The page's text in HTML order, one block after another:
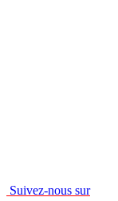
Suivez-nous sur